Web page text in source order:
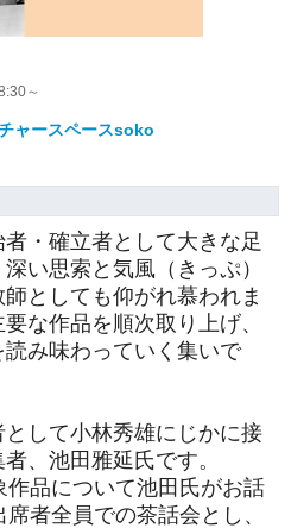
～
ャースペースsoko
・確立者として大きな足
い思索と気風（きっぷ）
としても仰がれ慕われま
な作品を順次取り上げ、
み味わっていく集いで
して小林秀雄にじかに接
、池田雅延氏です。
品について池田氏がお話
者全員での茶話会とし、